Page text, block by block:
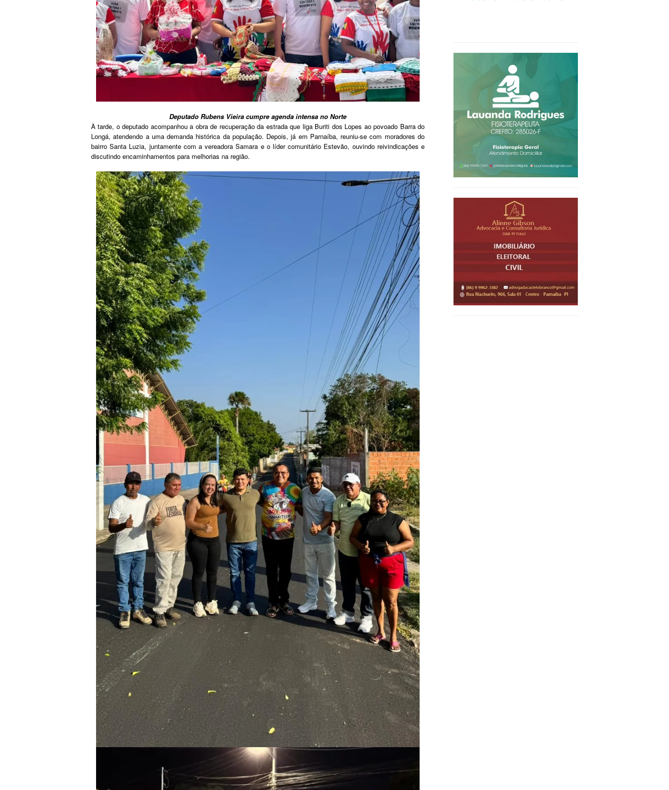
Deputado Rubens Vieira cumpre agenda intensa no Norte
À tarde, o deputado acompanhou a obra de recuperação da estrada que liga Buriti dos Lopes ao povoado Barra do
Longá, atendendo a uma demanda histórica da população. Depois, já em Parnaíba, reuniu-se com moradores do
bairro Santa Luzia, juntamente com a vereadora Samara e o líder comunitário Estevão, ouvindo reivindicações e
discutindo encaminhamentos para melhorias na região.